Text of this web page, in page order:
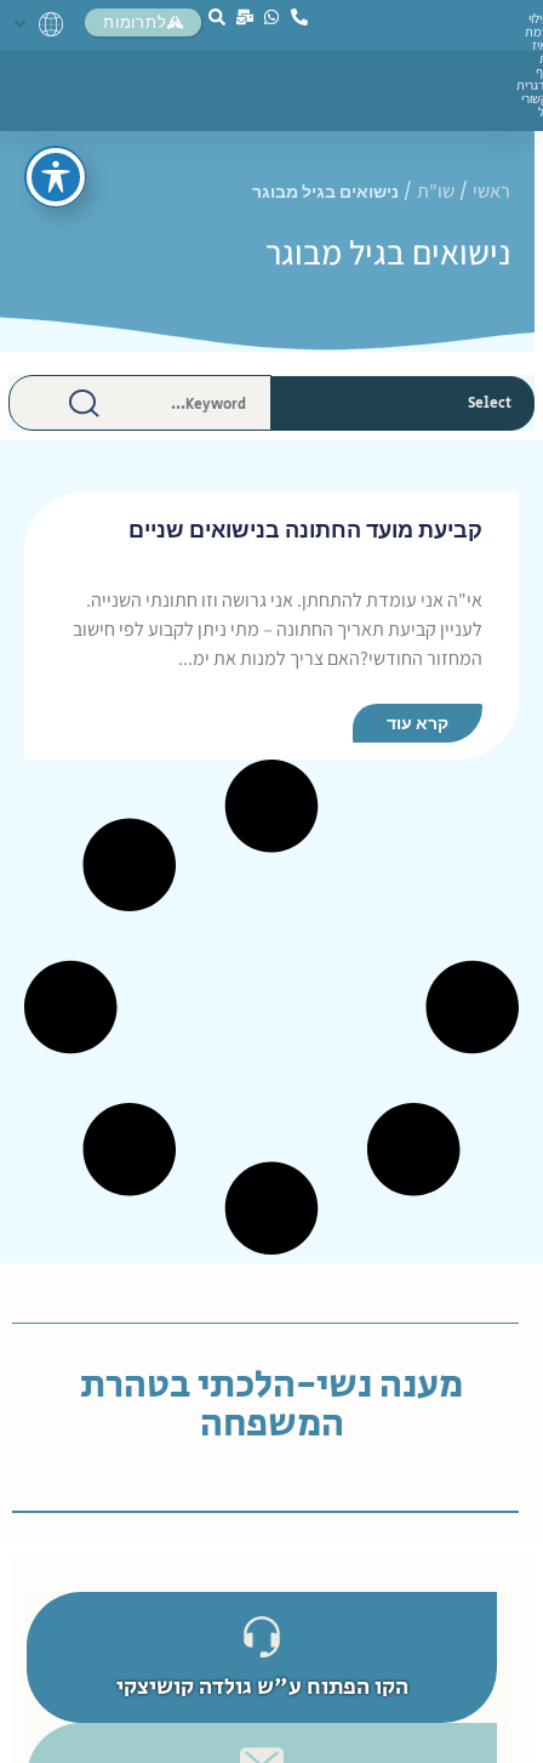
לתרומות
ראשי / שו"ת / נישואים בגיל מבוגר
נישואים בגיל מבוגר
קביעת מועד החתונה בנישואים שניים
אי"ה אני עומדת להתחתן. אני גרושה וזו חתונתי השנייה.
לעניין קביעת תאריך החתונה – מתי ניתן לקבוע לפי חישוב
המחזור החודשי?האם צריך למנות את ימ...
קרא עוד
מענה נשי-הלכתי בטהרת
המשפחה
הקו הפתוח ע"ש גולדה קושיצקי